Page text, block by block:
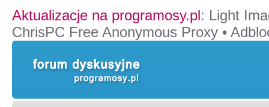
Aktualizacje na programosy.pl: Light
ChrisPC Free Anonymous Proxy •